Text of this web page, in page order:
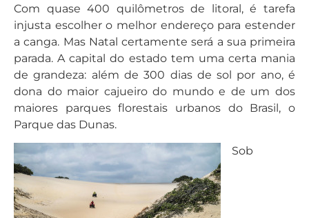
Com quase 400 quilômetros de litoral, é tarefa
injusta escolher o melhor endereço para estender
a canga. Mas Natal certamente será a sua primeira
parada. A capital do estado tem uma certa mania
de grandeza: além de 300 dias de sol por ano, é
dona do maior cajueiro do mundo e de um dos
maiores parques florestais urbanos do Brasil, o
Parque das Dunas.
Sob